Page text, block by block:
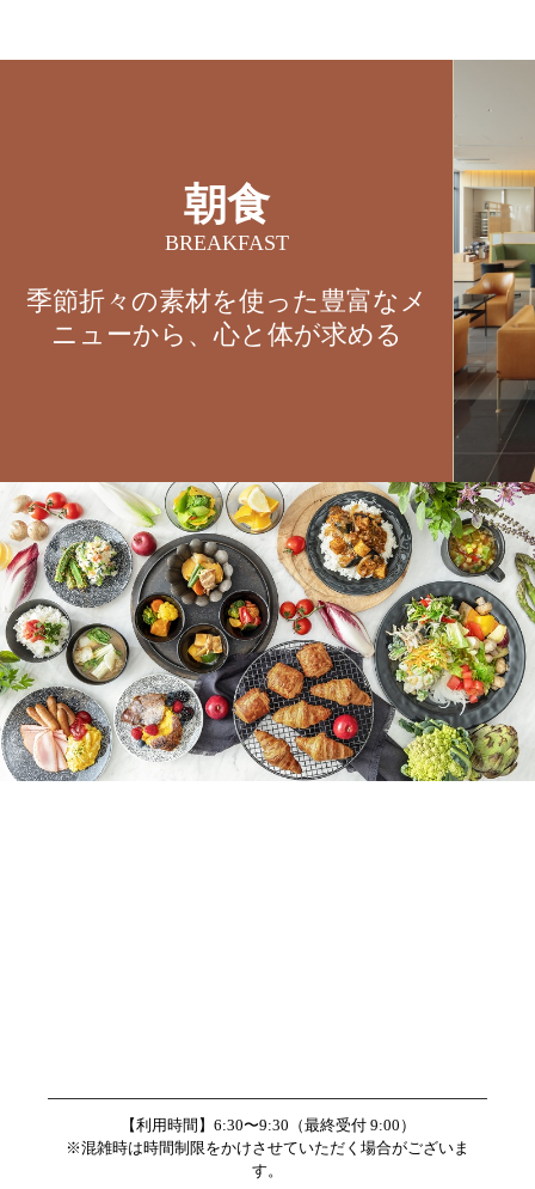
朝食
BREAKFAST
季節折々の素材を使った豊富なメ
ニューから、心と体が求める
【利用時間】6:30〜9:30（最終受付 9:00）
※混雑時は時間制限をかけさせていただく場合がございま
す。